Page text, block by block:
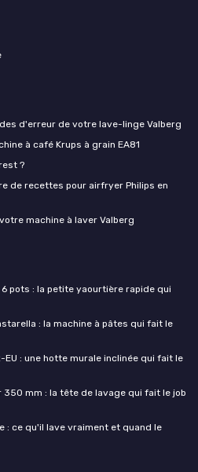
d'erreur de votre lave-linge Valberg
à café Krups à grain EA81
?
de recettes pour airfryer Philips en
machine à laver Valberg
pots : la petite yaourtière rapide qui
: la machine à pâtes qui fait le
EU : une hotte murale inclinée qui fait le
350 mm : la tête de lavage qui fait le job
: ce qu'il lave vraiment et quand le